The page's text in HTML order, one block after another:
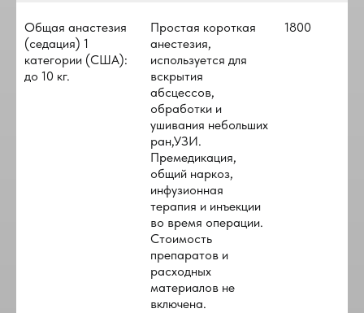
Общая анастезия
(седация) 1
категории (США):
до 10 кг.
Простая короткая
анестезия,
используется для
вскрытия
абсцессов,
обработки и
ушивания небольших
ран,УЗИ.
Премедикация,
общий наркоз,
инфузионная
терапия и инъекции
во время операции.
Стоимость
препаратов и
расходных
материалов не
включена.
1800